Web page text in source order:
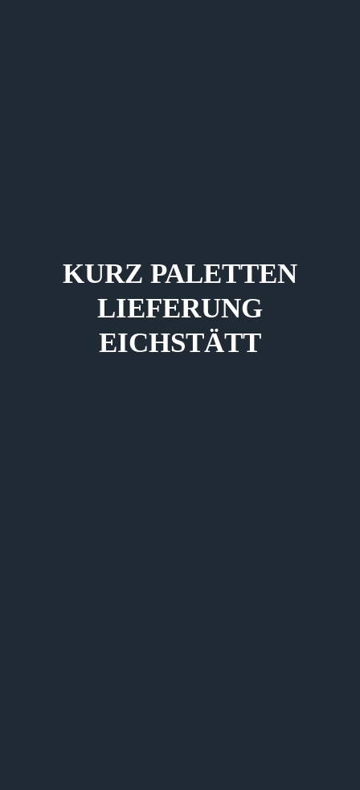
KURZ PALETTEN
LIEFERUNG
EICHSTÄTT